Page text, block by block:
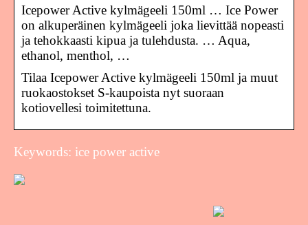
Icepower Active kylmägeeli 150ml … Ice Power
on alkuperäinen kylmägeeli joka lievittää nopeasti
ja tehokkaasti kipua ja tulehdusta. … Aqua,
ethanol, menthol, …
Tilaa Icepower Active kylmägeeli 150ml ja muut
ruokaostokset S-kaupoista nyt suoraan
kotiovellesi toimitettuna.
Keywords: ice power active